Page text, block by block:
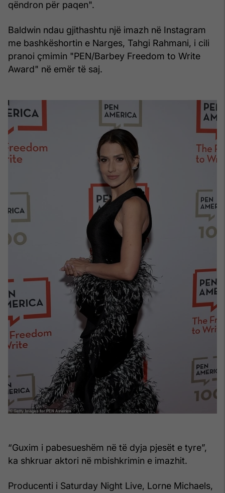
qëndron për paqen".
Baldwin ndau gjithashtu një imazh në Instagram
me bashkëshortin e Narges, Tahgi Rahmani, i cili
pranoi çmimin "PEN/Barbey Freedom to Write
Award" në emër të saj.
“Guxim i pabesueshëm në të dyja pjesët e tyre”,
ka shkruar aktori në mbishkrimin e imazhit.
Producenti i Saturday Night Live, Lorne Michaels,